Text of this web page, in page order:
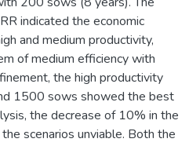
indicated the economic
and medium productivity,
of medium efficiency with
the high productivity
1500 sows showed the best
the decrease of 10% in the
scenarios unviable. Both the